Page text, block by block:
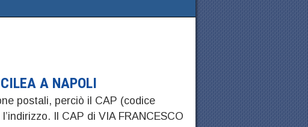
A NAPOLI
postali, perciò il CAP (codice
Il CAP di VIA FRANCESCO